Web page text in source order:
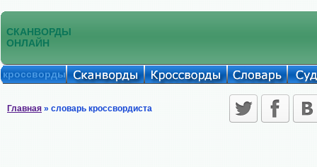
СКАНВОРДЫ
ОНЛАЙН
кроссворды
Главная » словарь кроссвордиста